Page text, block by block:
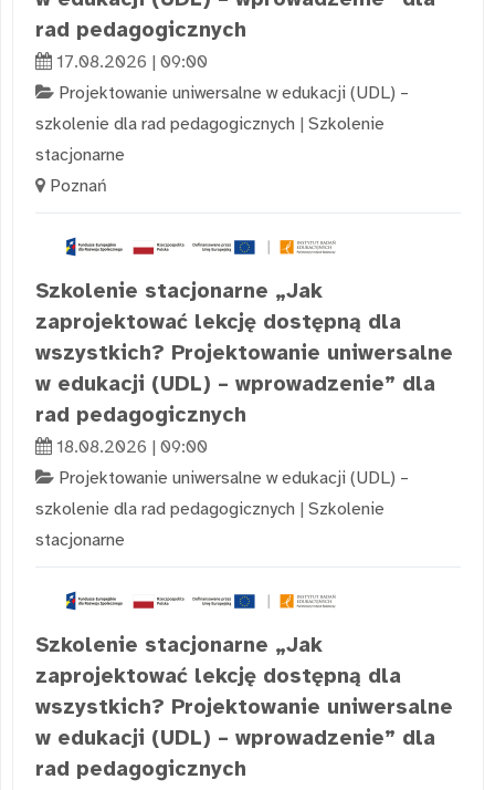
rad pedagogicznych
17.08.2026 | 09:00
Projektowanie uniwersalne w edukacji (UDL) –
szkolenie dla rad pedagogicznych | Szkolenie
stacjonarne
Poznań
Szkolenie stacjonarne „Jak
zaprojektować lekcję dostępną dla
wszystkich? Projektowanie uniwersalne
w edukacji (UDL) – wprowadzenie” dla
rad pedagogicznych
18.08.2026 | 09:00
Projektowanie uniwersalne w edukacji (UDL) –
szkolenie dla rad pedagogicznych | Szkolenie
stacjonarne
Szkolenie stacjonarne „Jak
zaprojektować lekcję dostępną dla
wszystkich? Projektowanie uniwersalne
w edukacji (UDL) – wprowadzenie” dla
rad pedagogicznych